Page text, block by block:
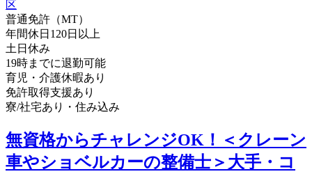
普通免許（MT）
年間休日120日以上
土日休み
19時までに退勤可能
育児・介護休暇あり
免許取得支援あり
寮/社宅あり・住み込み
無資格からチャレンジOK！＜クレーン
車やショベルカーの整備士＞大手・コ